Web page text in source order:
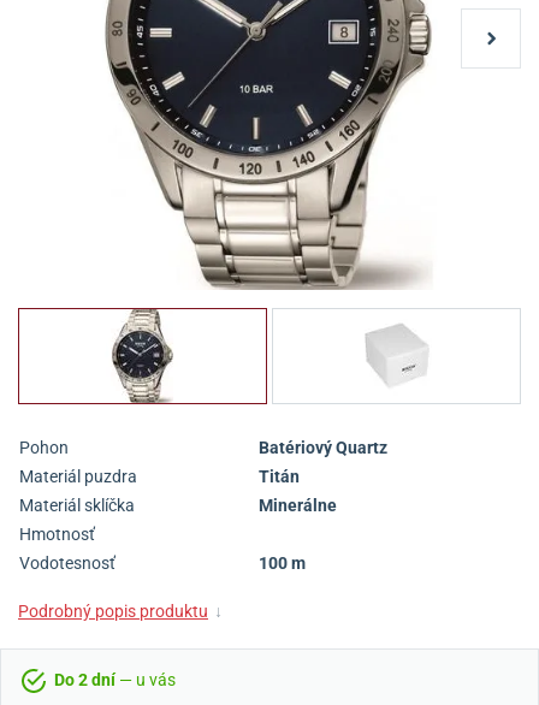
Pohon
Batériový Quartz
Materiál puzdra
Titán
Materiál sklíčka
Minerálne
Hmotnosť
Vodotesnosť
100 m
Podrobný popis produktu ↓
Do 2 dní— u vás